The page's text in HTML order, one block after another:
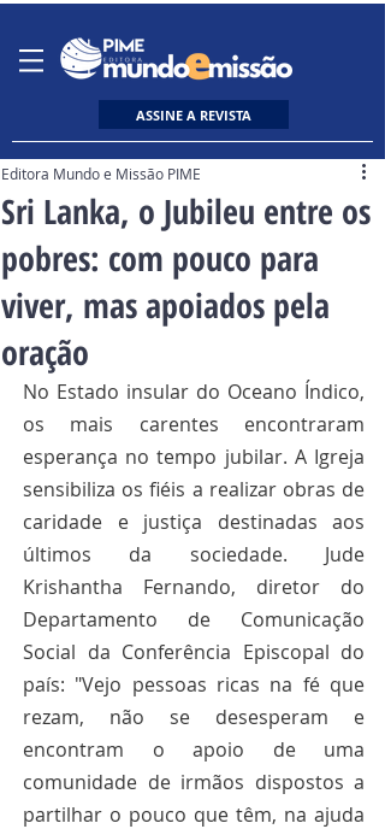
ASSINE A REVISTA
Sri Lanka, o Jubileu entre os
pobres: com pouco para
viver, mas apoiados pela
oração
Editora Mundo e Missão PIME
No Estado insular do Oceano Índico,
os mais carentes encontraram
esperança no tempo jubilar. A Igreja
sensibiliza os fiéis a realizar obras de
caridade e justiça destinadas aos
últimos da sociedade. Jude
Krishantha Fernando, diretor do
Departamento de Comunicação
Social da Conferência Episcopal do
país: "Vejo pessoas ricas na fé que
rezam, não se desesperam e
encontram o apoio de uma
comunidade de irmãos dispostos a
partilhar o pouco que têm, na ajuda